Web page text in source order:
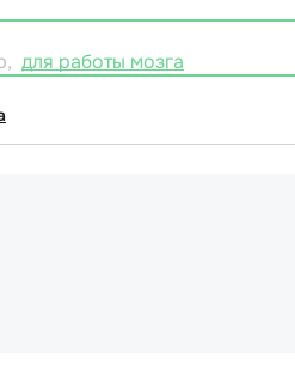
для работы мозга